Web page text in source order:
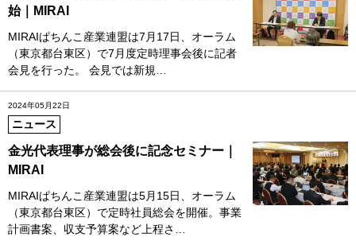
始｜MIRAI
MIRAIぱちんこ産業連盟は7月17日、オーラム
（東京都台東区）で7月度定時理事会後に記者
会見を行った。 会見では新規…
2024年05月22日
ニュース
金光代表理事が総会後に記念セミナー｜
MIRAI
MIRAIぱちんこ産業連盟は5月15日、オーラム
（東京都台東区）で定時社員総会を開催。事業
計画書案、収支予算案など上程さ…